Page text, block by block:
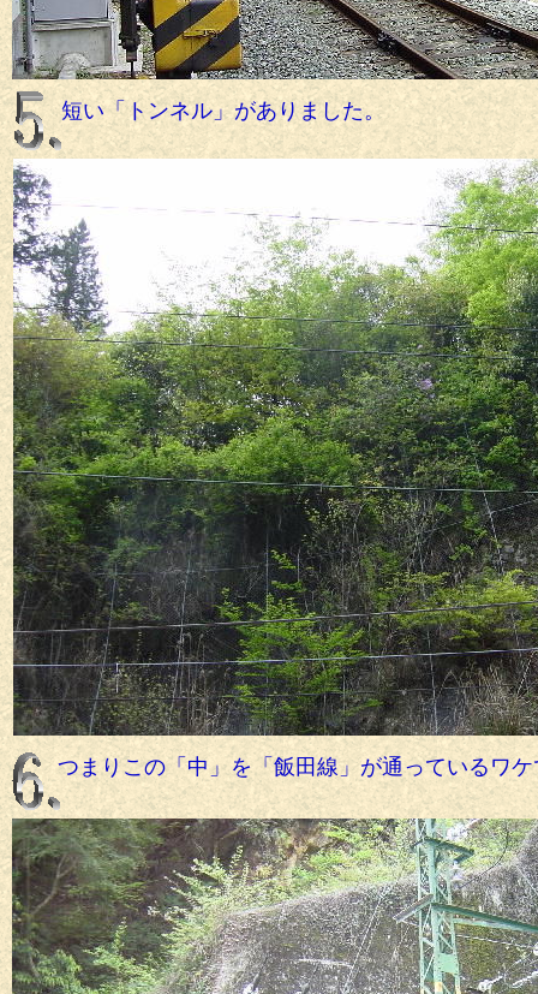
短い「トンネル」がありました。
つまりこの「中」を「飯田線」が通っているワ